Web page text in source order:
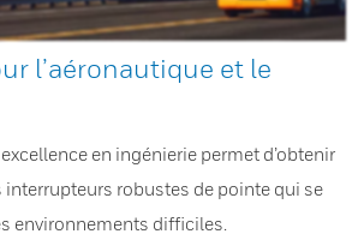
l’aéronautique et le
en ingénierie permet d’obtenir
interrupteurs robustes de pointe qui se
environnements difficiles.